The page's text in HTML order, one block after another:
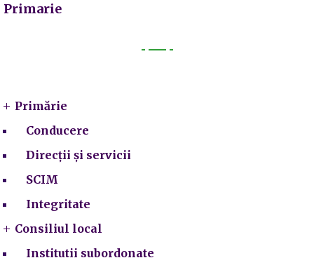
Primarie
Primărie
Conducere
Direcții și servicii
SCIM
Integritate
Consiliul local
Institutii subordonate